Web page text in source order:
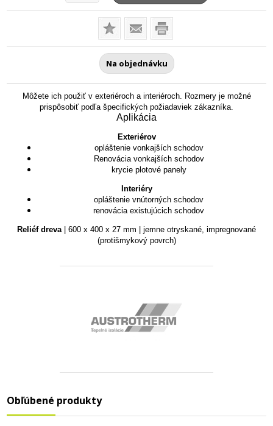
Na objednávku
Môžete ich použiť v exteriéroch a interiéroch. Rozmery je možné
prispôsobiť podľa špecifických požiadaviek zákazníka.
Aplikácia
Exteriérov
opláštenie vonkajších schodov
Renovácia vonkajších schodov
krycie plotové panely
Interiéry
opláštenie vnútorných schodov
renovácia existujúcich schodov
Reliéf dreva
| 600 x 400 x 27 mm | jemne otryskané, impregnované
(protišmykový povrch)
Obľúbené produkty